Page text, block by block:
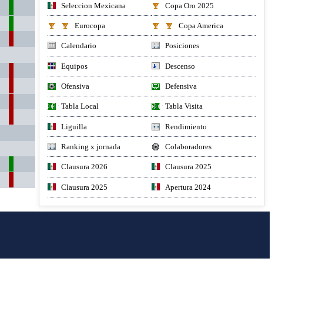
Seleccion Mexicana Copa Oro 2025
Eurocopa Copa America
Calendario Posiciones
Equipos Descenso
Ofensiva Defensiva
Tabla Local Tabla Visita
Liguilla Rendimiento
Ranking x jornada Colaboradores
Clausura 2026 Clausura 2025
Clausura 2025 Apertura 2024